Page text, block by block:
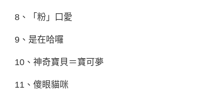
8、「粉」口愛
9、是在哈囉
10、神奇寶貝＝寶可夢
11、傻眼貓咪